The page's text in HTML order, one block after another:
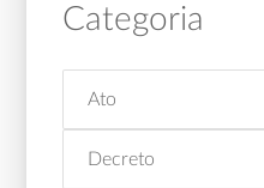
Categoria
Ato
Decreto